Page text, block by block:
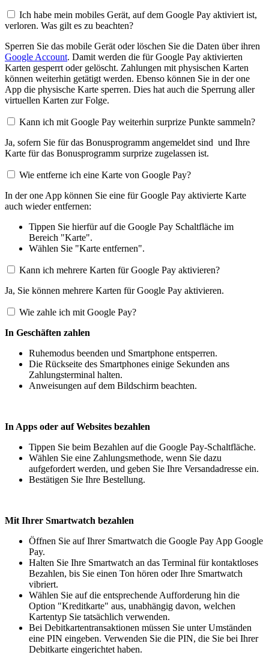
Ich habe mein mobiles Gerät, auf dem Google Pay aktiviert ist,
verloren. Was gilt es zu beachten?
Sperren Sie das mobile Gerät oder löschen Sie die Daten über ihren
Google Account. Damit werden die für Google Pay aktivierten
Karten gesperrt oder gelöscht. Zahlungen mit physischen Karten
können weiterhin getätigt werden. Ebenso können Sie in der one
App die physische Karte sperren. Dies hat auch die Sperrung aller
virtuellen Karten zur Folge.
Kann ich mit Google Pay weiterhin surprize Punkte sammeln?
Ja, sofern Sie für das Bonusprogramm angemeldet sind und Ihre
Karte für das Bonusprogramm surprize zugelassen ist.
Wie entferne ich eine Karte von Google Pay?
In der one App können Sie eine für Google Pay aktivierte Karte
auch wieder entfernen:
Tippen Sie hierfür auf die Google Pay Schaltfläche im
Bereich "Karte".
Wählen Sie "Karte entfernen".
Kann ich mehrere Karten für Google Pay aktivieren?
Ja, Sie können mehrere Karten für Google Pay aktivieren.
Wie zahle ich mit Google Pay?
In Geschäften zahlen
Ruhemodus beenden und Smartphone entsperren.
Die Rückseite des Smartphones einige Sekunden ans
Zahlungsterminal halten.
Anweisungen auf dem Bildschirm beachten.
In Apps oder auf Websites bezahlen
Tippen Sie beim Bezahlen auf die Google Pay-Schaltfläche.
Wählen Sie eine Zahlungsmethode, wenn Sie dazu
aufgefordert werden, und geben Sie Ihre Versandadresse ein.
Bestätigen Sie Ihre Bestellung.
Mit Ihrer Smartwatch bezahlen
Öffnen Sie auf Ihrer Smartwatch die Google Pay App Google
Pay.
Halten Sie Ihre Smartwatch an das Terminal für kontaktloses
Bezahlen, bis Sie einen Ton hören oder Ihre Smartwatch
vibriert.
Wählen Sie auf die entsprechende Aufforderung hin die
Option "Kreditkarte" aus, unabhängig davon, welchen
Kartentyp Sie tatsächlich verwenden.
Bei Debitkartentransaktionen müssen Sie unter Umständen
eine PIN eingeben. Verwenden Sie die PIN, die Sie bei Ihrer
Debitkarte eingerichtet haben.